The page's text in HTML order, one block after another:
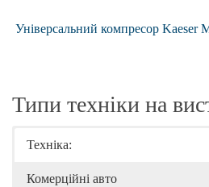
Універсальний компресор Kaeser
Типи техніки на
Техніка:
Комерційні авто